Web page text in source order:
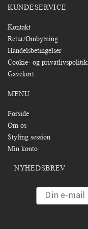
KUNDESERVICE
Kontakt
Retur/Ombytning
Handelsbetingelser
Cookie- og privatlivspolitik
Gavekort
MENU
Forside
Om os
Styling session
Min konto
NYHEDSBREV